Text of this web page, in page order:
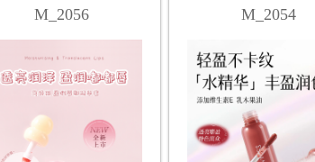
M_2056
M_2054